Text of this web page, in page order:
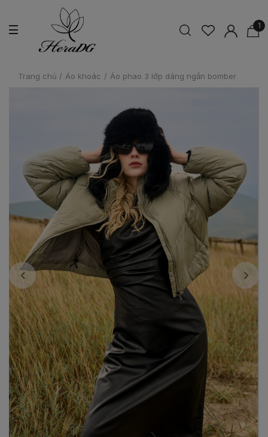
1
Trang chủ / Áo khoác / Áo phao 3 lớp dáng ngắn bomber